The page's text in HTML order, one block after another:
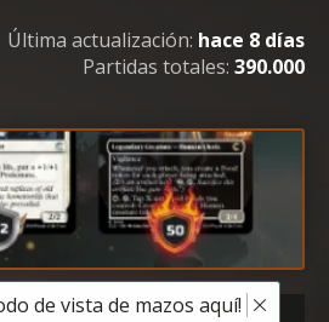
Última actualización: hace 8 días
Partidas totales: 390.000
de vista de mazos aquí!